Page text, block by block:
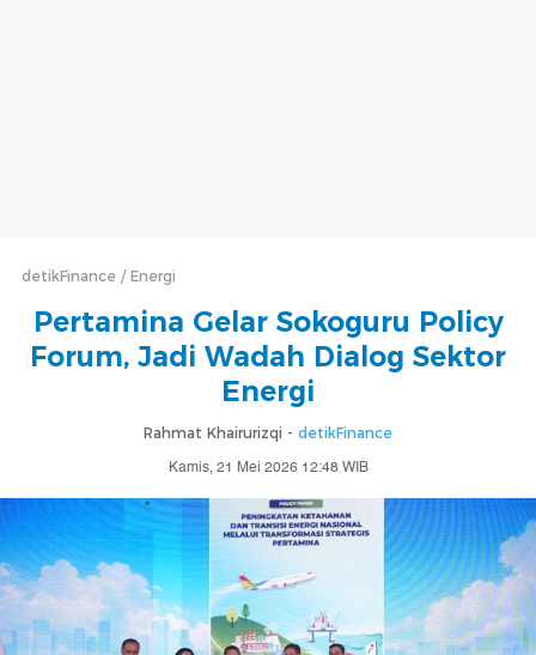
detikFinance Energi
Pertamina Gelar Sokoguru Policy
Forum, Jadi Wadah Dialog Sektor
Energi
Rahmat Khairurizqi - detikFinance
Kamis, 21 Mei 2026 12:48 WIB